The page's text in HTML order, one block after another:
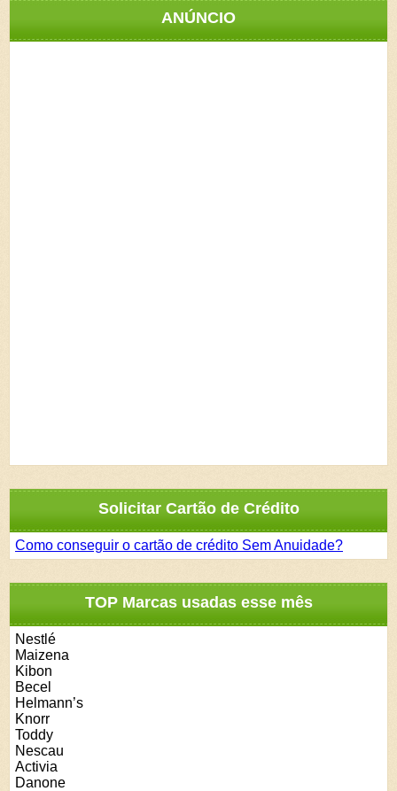
ANÚNCIO
Solicitar Cartão de Crédito
Como conseguir o cartão de crédito Sem Anuidade?
TOP Marcas usadas esse mês
Nestlé
Maizena
Kibon
Becel
Helmann’s
Knorr
Toddy
Nescau
Activia
Danone